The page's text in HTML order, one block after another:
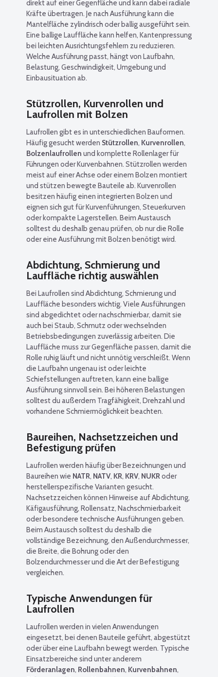
direkt auf einer Gegenfläche und kann dabei radiale
Kräfte übertragen. Je nach Ausführung kann die
Mantelfläche zylindrisch oder ballig ausgeführt sein.
Eine ballige Lauffläche kann helfen, Kantenpressung
bei leichten Ausrichtungsfehlern zu reduzieren.
Welche Ausführung passt, hängt von Laufbahn,
Belastung, Geschwindigkeit, Umgebung und
Einbausituation ab.
Stützrollen, Kurvenrollen und
Laufrollen mit Bolzen
Laufrollen gibt es in unterschiedlichen Bauformen.
Häufig gesucht werden Stützrollen, Kurvenrollen,
Bolzenlaufrollen und komplette Rollenlager für
Führungen oder Kurvenbahnen. Stützrollen werden
meist auf einer Achse oder einem Bolzen montiert
und stützen bewegte Bauteile ab. Kurvenrollen
besitzen häufig einen integrierten Bolzen und
eignen sich gut für Kurvenführungen, Steuerkurven
oder kompakte Lagerstellen. Beim Austausch
solltest du deshalb genau prüfen, ob nur die Rolle
oder eine Ausführung mit Bolzen benötigt wird.
Abdichtung, Schmierung und
Lauffläche richtig auswählen
Bei Laufrollen sind Abdichtung, Schmierung und
Lauffläche besonders wichtig. Viele Ausführungen
sind abgedichtet oder nachschmierbar, damit sie
auch bei Staub, Schmutz oder wechselnden
Betriebsbedingungen zuverlässig arbeiten. Die
Lauffläche muss zur Gegenfläche passen, damit die
Rolle ruhig läuft und nicht unnötig verschleißt. Wenn
die Laufbahn ungenau ist oder leichte
Schiefstellungen auftreten, kann eine ballige
Ausführung sinnvoll sein. Bei höheren Belastungen
solltest du außerdem Tragfähigkeit, Drehzahl und
vorhandene Schmiermöglichkeit beachten.
Baureihen, Nachsetzzeichen und
Befestigung prüfen
Laufrollen werden häufig über Bezeichnungen und
Baureihen wie NATR, NATV, KR, KRV, NUKRoder
herstellerspezifische Varianten gesucht.
Nachsetzzeichen können Hinweise auf Abdichtung,
Käfigausführung, Rollensatz, Nachschmierbarkeit
oder besondere technische Ausführungen geben.
Beim Austausch solltest du deshalb die
vollständige Bezeichnung, den Außendurchmesser,
die Breite, die Bohrung oder den
Bolzendurchmesser und die Art der Befestigung
vergleichen.
Typische Anwendungen für
Laufrollen
Laufrollen werden in vielen Anwendungen
eingesetzt, bei denen Bauteile geführt, abgestützt
oder über eine Laufbahn bewegt werden. Typische
Einsatzbereiche sind unter anderem
Förderanlagen, Rollenbahnen, Kurvenbahnen,